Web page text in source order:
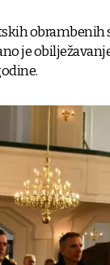
obrambenih
je